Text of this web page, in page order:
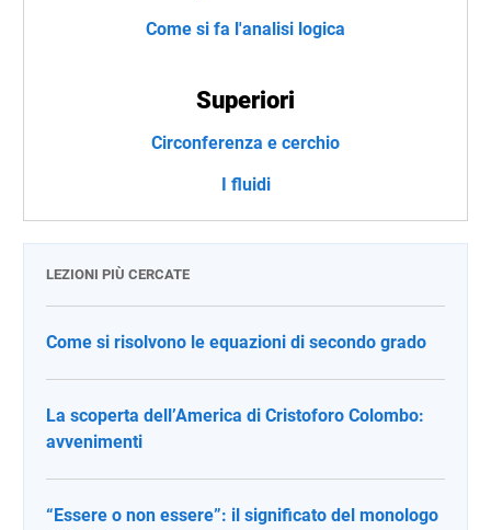
Come si fa l'analisi logica
Superiori
Circonferenza e cerchio
I fluidi
LEZIONI PIÙ CERCATE
Come si risolvono le equazioni di secondo grado
La scoperta dell’America di Cristoforo Colombo:
avvenimenti
“Essere o non essere”: il significato del monologo